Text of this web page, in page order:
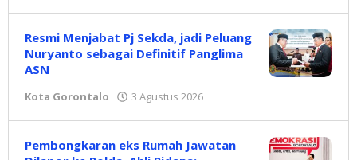
Resmi Menjabat Pj Sekda, jadi Peluang
Nuryanto sebagai Definitif Panglima
ASN
Kota Gorontalo 3 Agustus 2026
Pembongkaran eks Rumah Jawatan